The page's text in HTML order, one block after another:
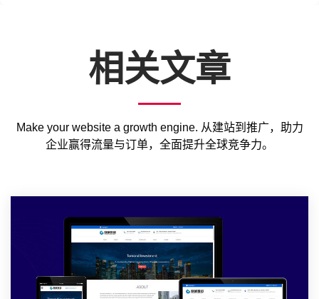
相关文章
Make your website a growth engine. 从建站到推广，助力
企业赢得流量与订单，全面提升全球竞争力。